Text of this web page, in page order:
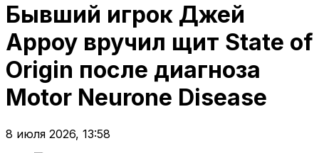
Бывший игрок Джей
Арроу вручил щит State of
Origin после диагноза
Motor Neurone Disease
8 июля 2026, 13:58